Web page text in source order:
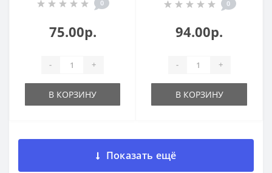
0
75.00р.
- +
В КОРЗИНУ
0
94.00р.
- +
В КОРЗИНУ
Показать ещё